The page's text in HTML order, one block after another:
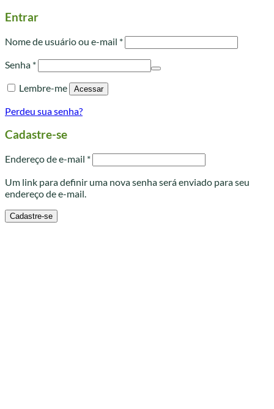
Entrar
Nome de usuário ou e-mail *Obrigatório
Senha *Obrigatório
Lembre-me Acessar
Perdeu sua senha?
Cadastre-se
Endereço de e-mail *Obrigatório
Um link para definir uma nova senha será enviado para seu
endereço de e-mail.
Cadastre-se